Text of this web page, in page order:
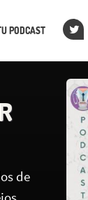
PODCAST
de